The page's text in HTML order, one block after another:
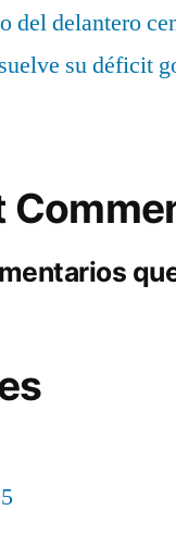
del delantero
su déficit